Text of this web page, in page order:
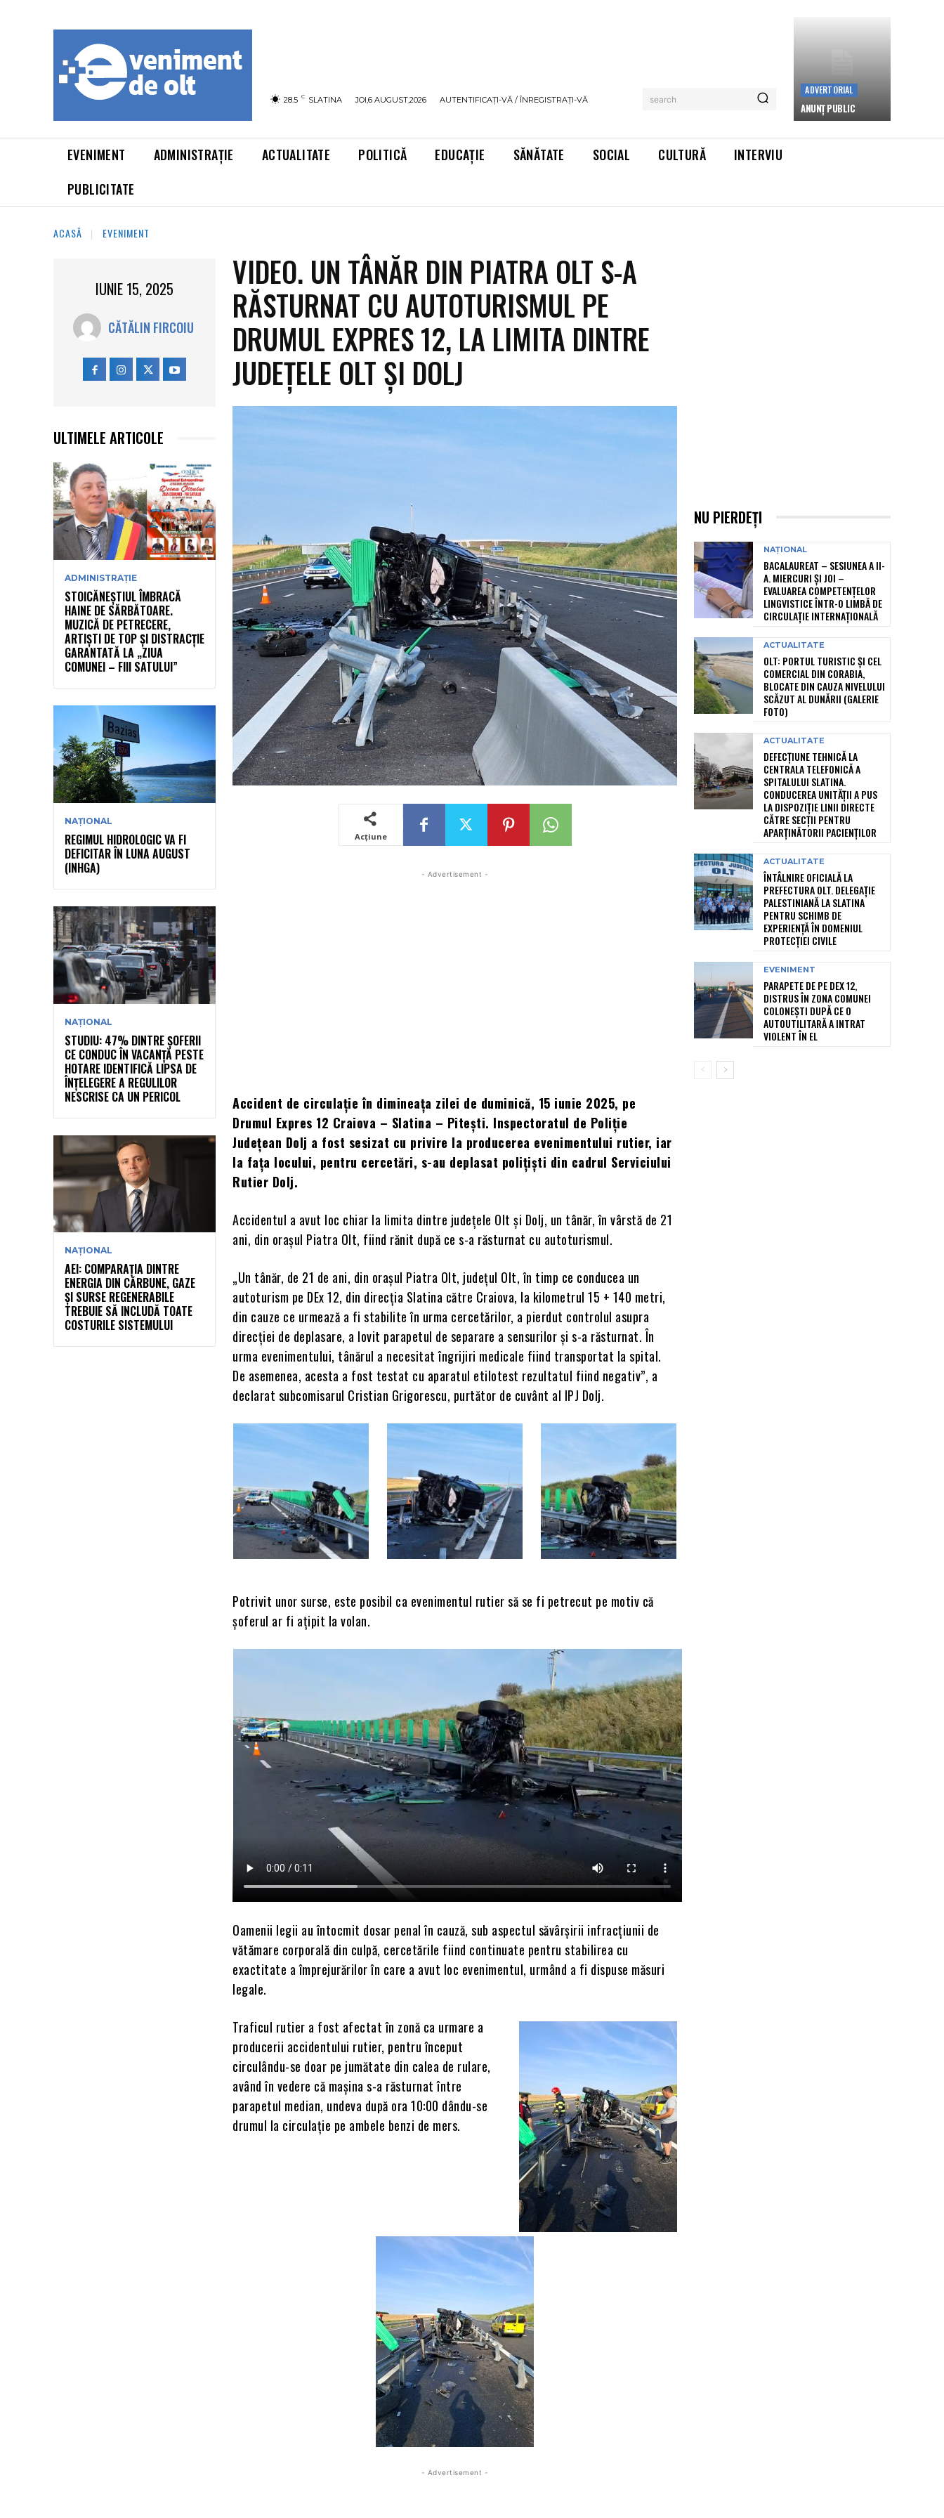
28.5 C SLATINA JOI,6 AUGUST,2026 AUTENTIFICAȚI-VĂ / ÎNREGISTRAȚI-VĂ search
ADVERTORIAL
ANUNȚ PUBLIC
EVENIMENT ADMINISTRAȚIE ACTUALITATE POLITICĂ EDUCAȚIE SĂNĂTATE SOCIAL CULTURĂ
INTERVIU
PUBLICITATE
ACASĂ EVENIMENT
IUNIE 15, 2025
CĂTĂLIN FIRCOIU
ULTIMELE ARTICOLE
ADMINISTRAȚIE
STOICĂNEȘTIUL ÎMBRACĂ
HAINE DE SĂRBĂTOARE.
MUZICĂ DE PETRECERE,
ARTIȘTI DE TOP ȘI DISTRACȚIE
GARANTATĂ LA „ZIUA
COMUNEI – FIII SATULUI”
NAȚIONAL
REGIMUL HIDROLOGIC VA FI
DEFICITAR ÎN LUNA AUGUST
(INHGA)
NAȚIONAL
STUDIU: 47% DINTRE ȘOFERII
CE CONDUC ÎN VACANȚĂ PESTE
HOTARE IDENTIFICĂ LIPSA DE
ÎNȚELEGERE A REGULILOR
NESCRISE CA UN PERICOL
NAȚIONAL
AEI: COMPARAȚIA DINTRE
ENERGIA DIN CĂRBUNE, GAZE
ȘI SURSE REGENERABILE
TREBUIE SĂ INCLUDĂ TOATE
COSTURILE SISTEMULUI
VIDEO. UN TÂNĂR DIN PIATRA OLT S-A
RĂSTURNAT CU AUTOTURISMUL PE
DRUMUL EXPRES 12, LA LIMITA DINTRE
JUDEȚELE OLT ȘI DOLJ
Acțiune
- Advertisement -
Accident de circulație în dimineața zilei de duminică, 15 iunie 2025, pe
Drumul Expres 12 Craiova – Slatina – Pitești. Inspectoratul de Poliție
Județean Dolj a fost sesizat cu privire la producerea evenimentului rutier, iar
la fața locului, pentru cercetări, s-au deplasat polițiști din cadrul Serviciului
Rutier Dolj.
Accidentul a avut loc chiar la limita dintre județele Olt și Dolj, un tânăr, în vârstă de 21
ani, din orașul Piatra Olt, fiind rănit după ce s-a răsturnat cu autoturismul.
„Un tânăr, de 21 de ani, din orașul Piatra Olt, județul Olt, în timp ce conducea un
autoturism pe DEx 12, din direcția Slatina către Craiova, la kilometrul 15 + 140 metri,
din cauze ce urmează a fi stabilite în urma cercetărilor, a pierdut controlul asupra
direcției de deplasare, a lovit parapetul de separare a sensurilor și s-a răsturnat. În
urma evenimentului, tânărul a necesitat îngrijiri medicale fiind transportat la spital.
De asemenea, acesta a fost testat cu aparatul etilotest rezultatul fiind negativ”, a
declarat subcomisarul Cristian Grigorescu, purtător de cuvânt al IPJ Dolj.
Potrivit unor surse, este posibil ca evenimentul rutier să se fi petrecut pe motiv că
șoferul ar fi ațipit la volan.
Oamenii legii au întocmit dosar penal în cauză, sub aspectul săvârșirii infracțiunii de
vătămare corporală din culpă, cercetările fiind continuate pentru stabilirea cu
exactitate a împrejurărilor în care a avut loc evenimentul, urmând a fi dispuse măsuri
legale.
Traficul rutier a fost afectat în zonă ca urmare a
producerii accidentului rutier, pentru început
circulându-se doar pe jumătate din calea de rulare,
având în vedere că mașina s-a răsturnat între
parapetul median, undeva după ora 10:00 dându-se
drumul la circulație pe ambele benzi de mers.
- Advertisement -
NU PIERDEȚI
NAȚIONAL
BACALAUREAT – SESIUNEA A II-
A. MIERCURI ȘI JOI –
EVALUAREA COMPETENȚELOR
LINGVISTICE ÎNTR-O LIMBĂ DE
CIRCULAȚIE INTERNAȚIONALĂ
ACTUALITATE
OLT: PORTUL TURISTIC ȘI CEL
COMERCIAL DIN CORABIA,
BLOCATE DIN CAUZA NIVELULUI
SCĂZUT AL DUNĂRII (GALERIE
FOTO)
ACTUALITATE
DEFECȚIUNE TEHNICĂ LA
CENTRALA TELEFONICĂ A
SPITALULUI SLATINA.
CONDUCEREA UNITĂȚII A PUS
LA DISPOZIȚIE LINII DIRECTE
CĂTRE SECȚII PENTRU
APARȚINĂTORII PACIENȚILOR
ACTUALITATE
ÎNTÂLNIRE OFICIALĂ LA
PREFECTURA OLT. DELEGAȚIE
PALESTINIANĂ LA SLATINA
PENTRU SCHIMB DE
EXPERIENȚĂ ÎN DOMENIUL
PROTECȚIEI CIVILE
EVENIMENT
PARAPETE DE PE DEX 12,
DISTRUS ÎN ZONA COMUNEI
COLONEȘTI DUPĂ CE O
AUTOUTILITARĂ A INTRAT
VIOLENT ÎN EL